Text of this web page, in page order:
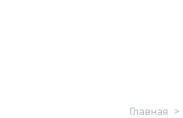
Главная >